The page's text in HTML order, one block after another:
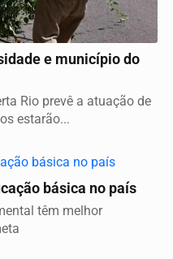
e município do
Rio prevê a atuação de
estarão...
básica no país
têm melhor